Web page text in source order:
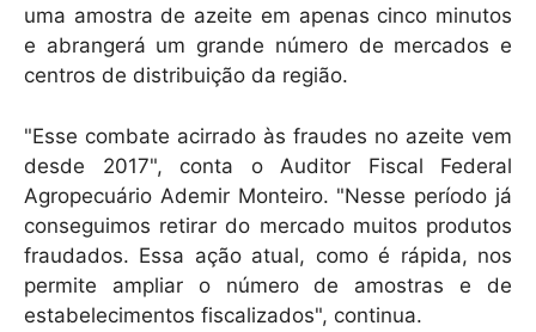
uma amostra de azeite em apenas cinco minutos
e abrangerá um grande número de mercados e
centros de distribuição da região.
"Esse combate acirrado às fraudes no azeite vem
desde 2017", conta o Auditor Fiscal Federal
Agropecuário Ademir Monteiro. "Nesse período já
conseguimos retirar do mercado muitos produtos
fraudados. Essa ação atual, como é rápida, nos
permite ampliar o número de amostras e de
estabelecimentos fiscalizados", continua.